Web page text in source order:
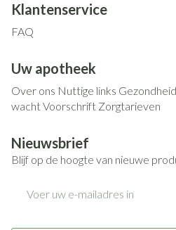
Klantenservice
FAQ
Uw apotheek
Over ons Nuttige links
wachtVoorschrift Zorgtarieven
Nieuwsbrief
Blijf op de hoogte van nieuwe